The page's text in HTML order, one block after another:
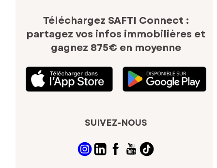
Téléchargez SAFTI Connect :
partagez vos infos immobilières et
gagnez 875€ en moyenne
SUIVEZ-NOUS